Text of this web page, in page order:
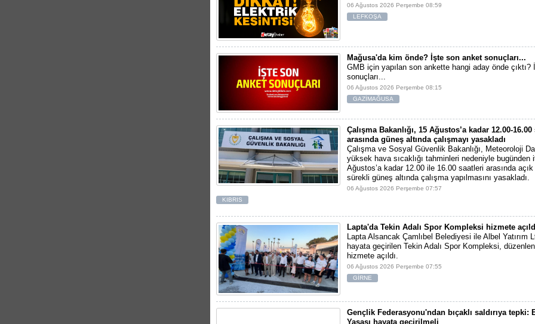
06 Ağustos 2026 Perşembe 08:59
LEFKOŞA
Mağusa'da kim önde? İşte son anket sonuçları...
GMB için yapılan son ankette hangi aday önde
sonuçları...
06 Ağustos 2026 Perşembe 08:15
GAZİMAĞUSA
Çalışma Bakanlığı, 15 Ağustos’a kadar 12.00-
arasında güneş altında çalışmayı yasakladı
Çalışma ve Sosyal Güvenlik Bakanlığı, Meteoroloji
yüksek hava sıcaklığı tahminleri nedeniyle bugünden
Ağustos’a kadar 12.00 ile 16.00 saatleri arasında
sürekli güneş altında çalışma yapılmasını yasakladı.
06 Ağustos 2026 Perşembe 07:57
KIBRIS
Lapta'da Tekin Adalı Spor Kompleksi hizmete
Lapta Alsancak Çamlıbel Belediyesi ile Albel Yatırım
hayata geçirilen Tekin Adalı Spor Kompleksi,
hizmete açıldı.
06 Ağustos 2026 Perşembe 07:55
GİRNE
Gençlik Federasyonu'ndan bıçaklı saldırıya tepki:
Yasası hayata geçirilmeli